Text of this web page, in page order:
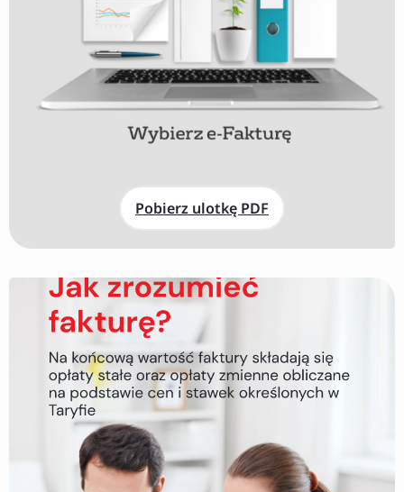
Pobierz ulotkę PDF